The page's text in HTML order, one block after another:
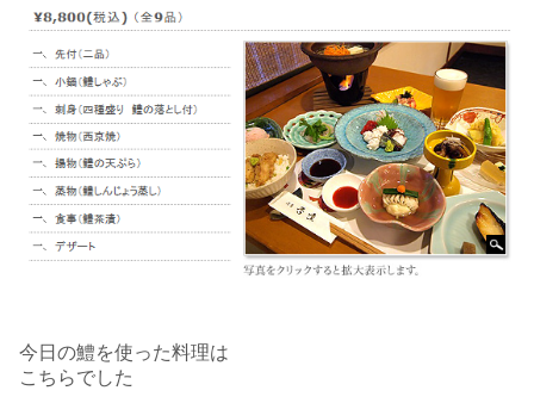
今日の鱧を使った料理は
こちらでした